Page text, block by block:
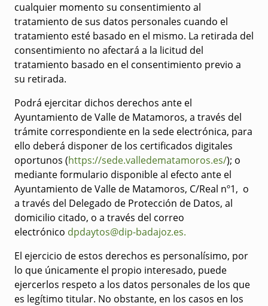
cualquier momento su consentimiento al
tratamiento de sus datos personales cuando el
tratamiento esté basado en el mismo. La retirada del
consentimiento no afectará a la licitud del
tratamiento basado en el consentimiento previo a
su retirada.
Podrá ejercitar dichos derechos ante el
Ayuntamiento de Valle de Matamoros, a través del
trámite correspondiente en la sede electrónica, para
ello deberá disponer de los certificados digitales
oportunos (https://sede.valledematamoros.es/); o
mediante formulario disponible al efecto ante el
Ayuntamiento de Valle de Matamoros, C/Real nº1, o
a través del Delegado de Protección de Datos, al
domicilio citado, o a través del correo
electrónico dpdaytos@dip-badajoz.es.
El ejercicio de estos derechos es personalísimo, por
lo que únicamente el propio interesado, puede
ejercerlos respeto a los datos personales de los que
es legítimo titular. No obstante, en los casos en los